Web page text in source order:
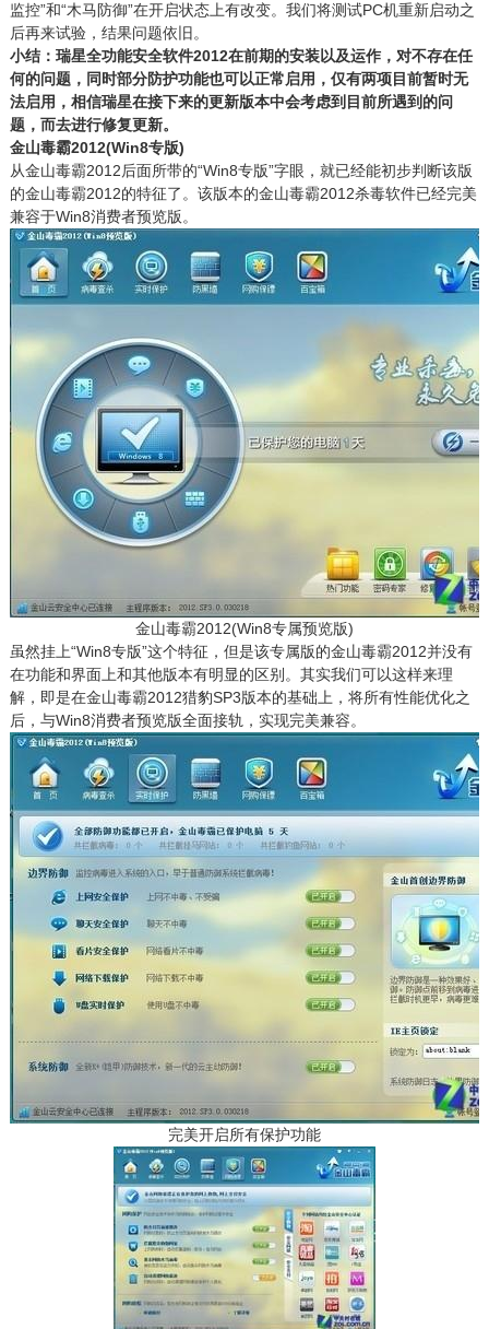
监控”和“木马防御”在开启状态上有改变。我们将测试PC机重新启动之
后再来试验，结果问题依旧。
小结：瑞星全功能安全软件2012在前期的安装以及运作，对不存在任
何的问题，同时部分防护功能也可以正常启用，仅有两项目前暂时无
法启用，相信瑞星在接下来的更新版本中会考虑到目前所遇到的问
题，而去进行修复更新。
金山毒霸2012(Win8专版)
从金山毒霸2012后面所带的“Win8专版”字眼，就已经能初步判断该版
的金山毒霸2012的特征了。该版本的金山毒霸2012杀毒软件已经完美
兼容于Win8消费者预览版。
金山毒霸2012(Win8专属预览版)
虽然挂上“Win8专版”这个特征，但是该专属版的金山毒霸2012并没有
在功能和界面上和其他版本有明显的区别。其实我们可以这样来理
解，即是在金山毒霸2012猎豹SP3版本的基础上，将所有性能优化之
后，与Win8消费者预览版全面接轨，实现完美兼容。
完美开启所有保护功能